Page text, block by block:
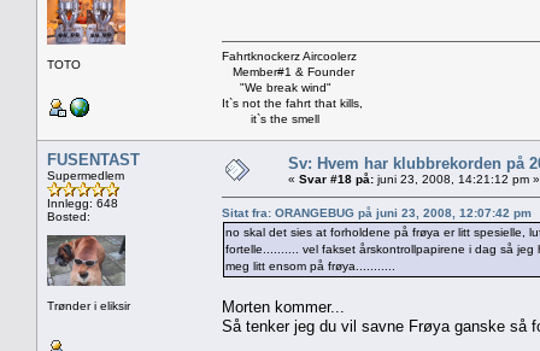
TOTO
Fahrtknockerz Aircoolerz
Member#1 & Founder
"We break wind"
It`s not the fahrt that kills,
it`s the smell
FUSENTAST
Supermedlem
Innlegg: 648
Bosted:
Trønder i eliksir
Sv: Hvem har klubbrekorden på
« Svar #18 på: juni 23, 2008, 14:21:12 pm »
Sitat fra: ORANGEBUG på juni 23, 2008, 12:07:42 pm
no skal det sies at forholdene på frøya er litt spesielle,
fortelle.......... vel fakset årskontrollpapirene i dag så
meg litt ensom på frøya...........
Morten kommer...
Så tenker jeg du vil savne Frøya ganske så